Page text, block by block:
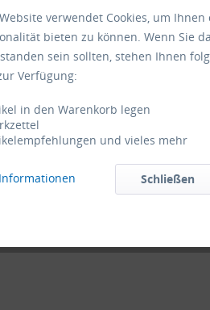
verwendet Cookies, um
bieten zu können. Wenn Sie
sein sollten, stehen Ihnen
Verfügung:
in den Warenkorb legen
und vieles mehr
Schließen